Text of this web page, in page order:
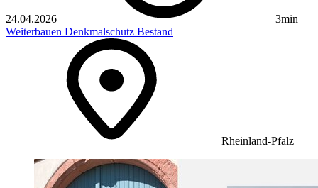
24.04.2026
3min
Weiterbauen Denkmalschutz Bestand
Rheinland-Pfalz